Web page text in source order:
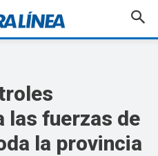
las fuerzas de
la provincia